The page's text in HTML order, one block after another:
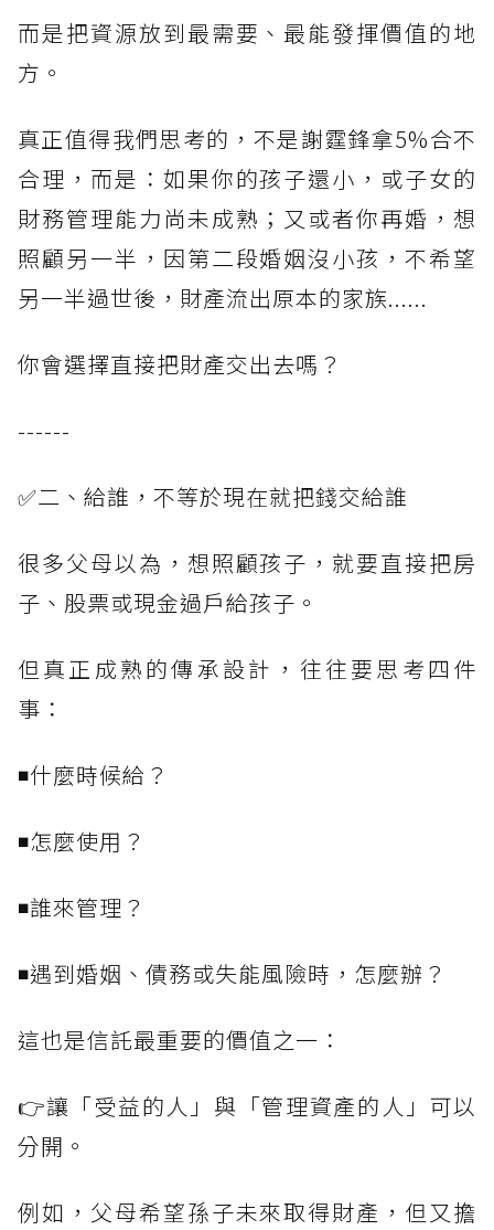
而是把資源放到最需要、最能發揮價值的地
方。
真正值得我們思考的，不是謝霆鋒拿5%合不
合理，而是：如果你的孩子還小，或子女的
財務管理能力尚未成熟；又或者你再婚，想
照顧另一半，因第二段婚姻沒小孩，不希望
另一半過世後，財產流出原本的家族......
你會選擇直接把財產交出去嗎？
------
✅二、給誰，不等於現在就把錢交給誰
很多父母以為，想照顧孩子，就要直接把房
子、股票或現金過戶給孩子。
但真正成熟的傳承設計，往往要思考四件
事：
◾什麼時候給？
◾怎麼使用？
◾誰來管理？
◾遇到婚姻、債務或失能風險時，怎麼辦？
這也是信託最重要的價值之一：
👉讓「受益的人」與「管理資產的人」可以
分開。
例如，父母希望孫子未來取得財產，但又擔